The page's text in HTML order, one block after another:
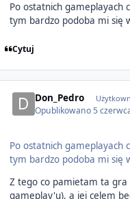
Po ostatnich gameplayach
tym bardzo podoba mi się
Cytuj
Don_Pedro
Opublikowano 5
Po ostatnich gameplayach
tym bardzo podoba mi się
Z tego co pamietam ta
gameplay'u), a jej celem